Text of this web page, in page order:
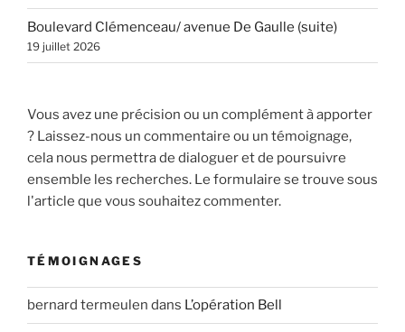
Boulevard Clémenceau/ avenue De Gaulle (suite)
19 juillet 2026
Vous avez une précision ou un complément à apporter
? Laissez-nous un commentaire ou un témoignage,
cela nous permettra de dialoguer et de poursuivre
ensemble les recherches. Le formulaire se trouve sous
l'article que vous souhaitez commenter.
TÉMOIGNAGES
bernard termeulen dans L’opération Bell